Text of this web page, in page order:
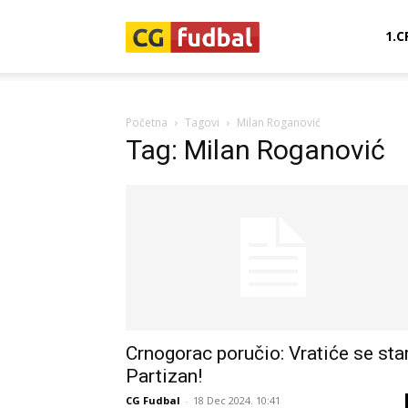
Početna Tagovi Milan Roganović
Tag: Milan Roganović
Crnogorac poručio: Vratiće se
Partizan!
CG Fudbal - 18 Dec 2024. 10:41